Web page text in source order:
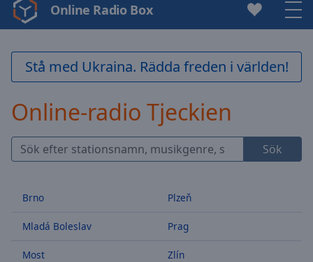
Video
Player
loading.
Play
Play
Skip
Skip
Forward
Time0:00
Duration -:-
Loaded:
Online Radio Box
Stå med Ukraina. Rädda freden i världen!
Online-radio Tjeckien
Sök
Brno
Mladá Boleslav
Most
Plzeň
Prag
Zlín